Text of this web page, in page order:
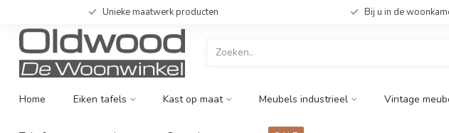
Unieke maatwerk producten Bij u in de
Home Eiken tafels Kast op maat Meubels industrieel Vintage